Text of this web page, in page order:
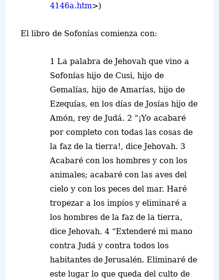
4146a.htm>)
El libro de Sofonías comienza con:
1 La palabra de Jehovah que vino a
Sofonías hijo de Cusi, hijo de
Gemalías, hijo de Amarías, hijo de
Ezequías, en los días de Josías hijo de
Amón, rey de Judá. 2 “¡Yo acabaré
por completo con todas las cosas de
la faz de la tierra!, dice Jehovah. 3
Acabaré con los hombres y con los
animales; acabaré con las aves del
cielo y con los peces del mar. Haré
tropezar a los impíos y eliminaré a
los hombres de la faz de la tierra,
dice Jehovah. 4 “Extenderé mi mano
contra Judá y contra todos los
habitantes de Jerusalén. Eliminaré de
este lugar lo que queda del culto de